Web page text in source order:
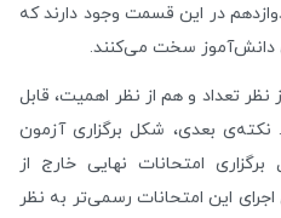
در این قسمت وجود دارند که
دانش‌آموز سخت می‌کنند.
تعداد و هم از نظر اهمیت، قابل
بعدی، شکل برگزاری آزمون
امتحانات نهایی خارج از
این امتحانات رسمی‌تر به نظر